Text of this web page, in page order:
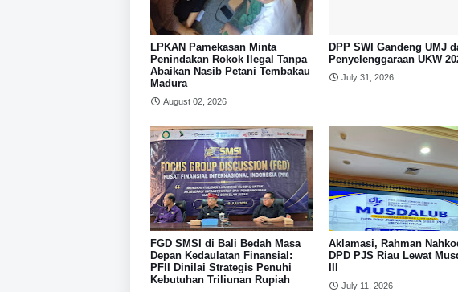
LPKAN Pamekasan Minta
Penindakan Rokok Ilegal Tanpa
Abaikan Nasib Petani Tembakau
Madura
August 02, 2026
DPP SWI Gandeng UMJ
Penyelenggaraan UKW
July 31, 2026
FGD SMSI di Bali Bedah Masa
Depan Kedaulatan Finansial:
PFII Dinilai Strategis Penuhi
Kebutuhan Triliunan Rupiah
Aklamasi, Rahman
DPD PJS Riau Lewat
July 11, 2026